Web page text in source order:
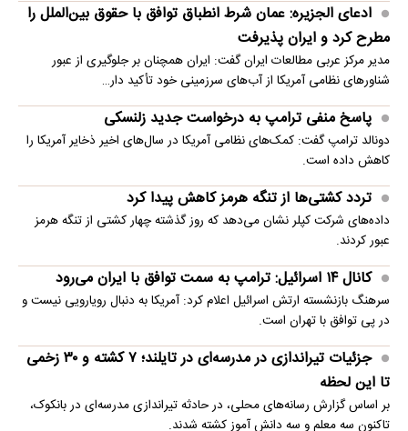
ادعای الجزیره: عمان شرط انطباق توافق با حقوق بین‌الملل را
مطرح کرد و ایران پذیرفت
مدیر مرکز عربی مطالعات ایران گفت: ایران همچنان بر جلوگیری از عبور
شناورهای نظامی آمریکا از آب‌های سرزمینی خود تأکید دار…
پاسخ منفی ترامپ به درخواست جدید زلنسکی
دونالد ترامپ گفت: کمک‌های نظامی آمریکا در سال‌های اخیر ذخایر آمریکا را
کاهش داده است.
تردد کشتی‌ها از تنگه هرمز کاهش پیدا کرد
داده‌های شرکت کپلر نشان می‌دهد که روز گذشته چهار کشتی از تنگه هرمز
عبور کردند.
کانال ۱۴ اسرائیل: ترامپ به سمت توافق با ایران می‌رود
سرهنگ بازنشسته ارتش اسرائیل اعلام کرد: آمریکا به دنبال رویارویی نیست و
در پی توافق با تهران است.
جزئیات تیراندازی در مدرسه‌ای در تایلند؛ ۷ کشته و ۳۰ زخمی
تا این لحظه
بر اساس گزارش رسانه‌های محلی، در حادثه تیراندازی مدرسه‌ای در بانکوک،
تاکنون سه معلم و سه دانش آموز کشته شدند.